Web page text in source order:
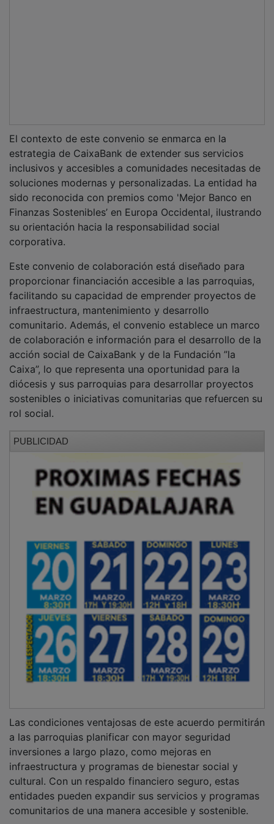
estrategia de CaixaBank de extender sus servicios
inclusivos y accesibles a comunidades necesitadas de
soluciones modernas y personalizadas. La entidad ha
sido reconocida con premios como 'Mejor Banco en
Finanzas Sostenibles’ en Europa Occidental, ilustrando
su orientación hacia la responsabilidad social
corporativa.
proporcionar financiación accesible a las parroquias,
facilitando su capacidad de emprender proyectos de
infraestructura, mantenimiento y desarrollo
comunitario. Además, el convenio establece un marco
de colaboración e información para el desarrollo de la
acción social de CaixaBank y de la Fundación ”la
Caixa”, lo que representa una oportunidad para la
diócesis y sus parroquias para desarrollar proyectos
sostenibles o iniciativas comunitarias que refuercen su
rol social.
a las parroquias planificar con mayor seguridad
inversiones a largo plazo, como mejoras en
infraestructura y programas de bienestar social y
cultural. Con un respaldo financiero seguro, estas
entidades pueden expandir sus servicios y programas
comunitarios de una manera accesible y sostenible.